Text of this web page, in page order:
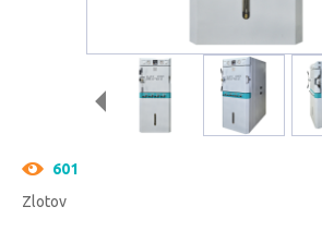
601
Zlotov